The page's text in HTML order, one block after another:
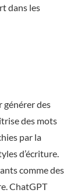
dans les
générer des
des mots
par la
d’écriture.
comme des
ChatGPT